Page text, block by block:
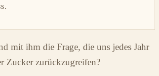
mit ihm die Frage, die uns jedes Jahr
Zucker zurückzugreifen?